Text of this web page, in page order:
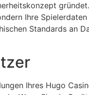
Ihre
Standards an
Ihres Hugo